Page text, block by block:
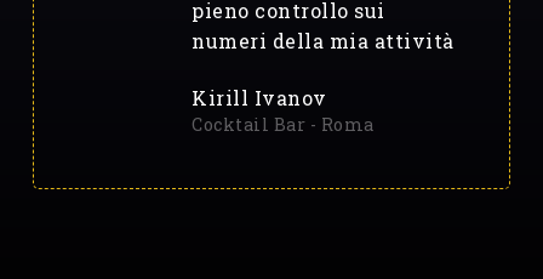
pieno controllo sui
numeri della mia attività
Kirill Ivanov
Cocktail Bar - Roma